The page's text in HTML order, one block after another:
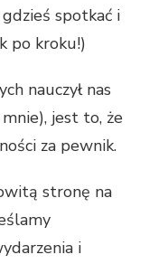
spotkać i
po kroku!)
nauczył nas
jest to, że
za pewnik.
stronę na
i